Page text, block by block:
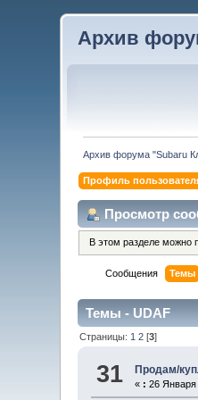
Архив
Архив форума "Subaru
Профиль
Просмотр
В этом разделе можно
Сообщения Темы
Темы - UDAF
Страницы: 1 2 [3]
31 Продам/
« : 26 Января